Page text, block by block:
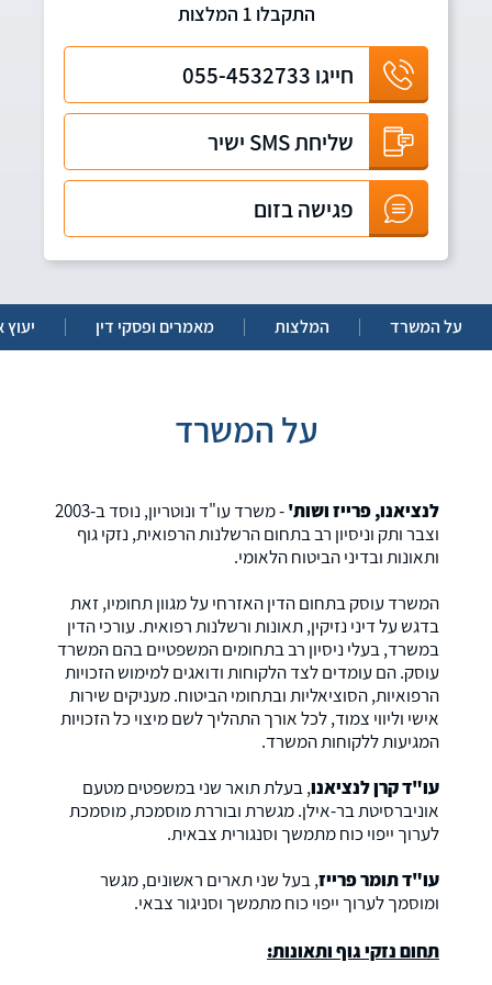
התקבלו1 המלצות
חייגו 055-4532733
שליחת SMS ישיר
פגישה בזום
על המשרד המלצות מאמרים ופסקי דין יעוץ
על המשרד
לנציאנו, פרייז ושות'
- משרד עו"ד ונוטריון, נוסד ב-2003
וצבר ותק וניסיון רב בתחום הרשלנות הרפואית, נזקי גוף
ותאונות ובדיני הביטוח הלאומי.
המשרד עוסק בתחום הדין האזרחי על מגוון תחומיו, זאת
בדגש על דיני נזיקין, תאונות ורשלנות רפואית. עורכי הדין
במשרד, בעלי ניסיון רב בתחומים המשפטיים בהם המשרד
עוסק. הם עומדים לצד הלקוחות ודואגים למימוש הזכויות
הרפואיות, הסוציאליות ובתחומי הביטוח. מעניקים שירות
אישי וליווי צמוד, לכל אורך התהליך לשם מיצוי כל הזכויות
המגיעות ללקוחות המשרד.
עו"ד קרן לנציאנו, בעלת תואר שני במשפטים מטעם
אוניברסיטת בר-אילן. מגשרת ובוררת מוסמכת, מוסמכת
לערוך ייפוי כוח מתמשך וסנגורית צבאית.
עו"ד תומר פרייז, בעל שני תארים ראשונים, מגשר
ומוסמך לערוך ייפוי כוח מתמשך וסניגור צבאי.
תחום נזקי גוף ותאונות: